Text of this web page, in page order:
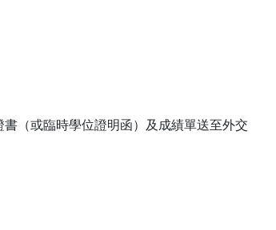
（或臨時學位證明函）及成績單送至外交